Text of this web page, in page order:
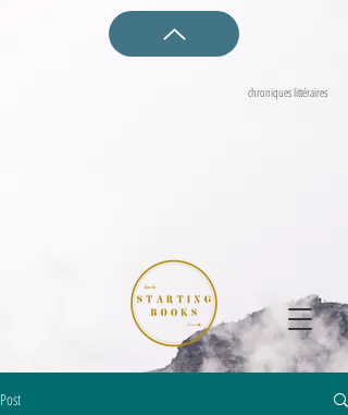
chroniques littéraires
Post